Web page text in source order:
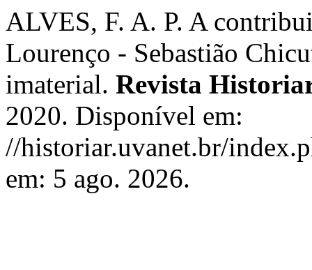
ALVES, F. A. P. A
Lourenço - Sebastião
imaterial. Revista
2020. Disponível em:
//historiar.uvanet.br/
em: 5 ago. 2026.